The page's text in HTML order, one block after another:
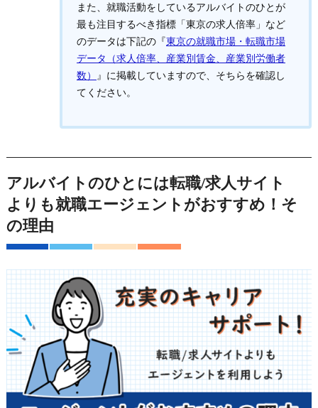
また、就職活動をしているアルバイトのひとが
最も注目するべき指標「東京の求人倍率」など
のデータは下記の『東京の就職市場・転職市場
データ（求人倍率、産業別賃金、産業別労働者
数）
』に掲載していますので、そちらを確認し
てください。
アルバイトのひとには転職/求人サイト
よりも就職エージェントがおすすめ！そ
の理由